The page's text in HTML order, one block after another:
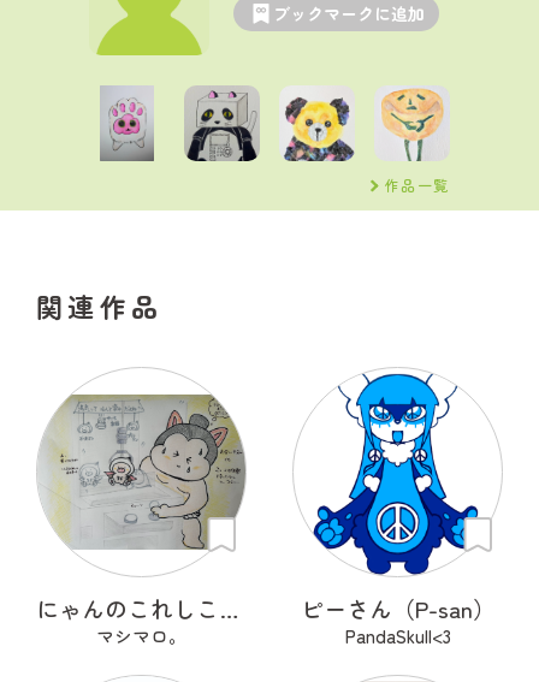
ブックマークに追加
作品一覧
関連作品
にゃんのこれしこ ある日の夢 Ｎo.1
マシマロ。
ピーさん（P-san）
PandaSkull<3